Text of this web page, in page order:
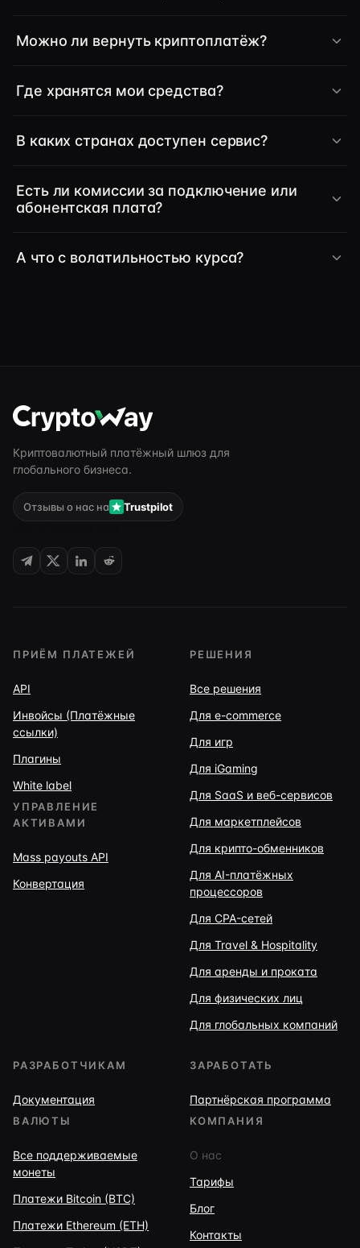
Можно ли вернуть криптоплатёж?
Где хранятся мои средства?
В каких странах доступен сервис?
Есть ли комиссии за подключение или
абонентская плата?
А что с волатильностью курса?
Криптовалютный платёжный шлюз для
глобального бизнеса.
Отзывы о нас на
Trustpilot
ПРИЁМ ПЛАТЕЖЕЙ
API
Инвойсы (Платёжные
ссылки)
Плагины
White label
УПРАВЛЕНИЕ
АКТИВАМИ
Mass payouts API
Конвертация
РЕШЕНИЯ
Все решения
Для e-commerce
Для игр
Для iGaming
Для SaaS и веб-сервисов
Для маркетплейсов
Для крипто-обменников
Для AI-платёжных
процессоров
Для CPA-сетей
Для Travel & Hospitality
Для аренды и проката
Для физических лиц
Для глобальных компаний
РАЗРАБОТЧИКАМ
Документация
ВАЛЮТЫ
Все поддерживаемые
монеты
Платежи Bitcoin (BTC)
Платежи Ethereum (ETH)
ЗАРАБОТАТЬ
Партнёрская программа
КОМПАНИЯ
О нас
Тарифы
Блог
Контакты